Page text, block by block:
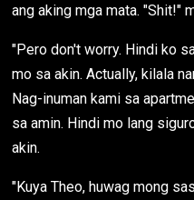
ang aking mga mata. "Shit!"
"Pero don't worry. Hindi ko
mo sa akin. Actually, kilala
Nag-inuman kami sa
sa amin. Hindi mo lang
akin.
"Kuya Theo, huwag mong